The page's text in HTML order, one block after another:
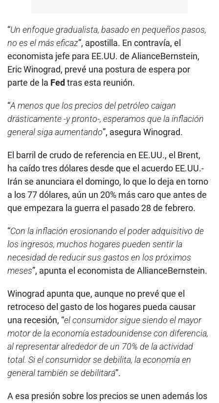
“Un enfoque gradualista, basado en pequeños pasos,
no es el más eficaz”, apostilla. En contravía, el
economista jefe para EE.UU. de AlianceBernstein,
Eric Winograd, prevé una postura de espera por
parte de la Fedtras esta reunión.
“A menos que los precios del petróleo caigan
drásticamente -y pronto-, esperamos que la inflación
general siga aumentando”, asegura Winograd.
El barril de crudo de referencia en EE.UU., el Brent,
ha caído tres dólares desde que el acuerdo EE.UU.-
Irán se anunciara el domingo, lo que lo deja en torno
a los 77 dólares, aún un 20% más caro que antes de
que empezara la guerra el pasado 28 de febrero.
“Con la inflación erosionando el poder adquisitivo de
los ingresos, muchos hogares pueden sentir la
necesidad de reducir sus gastos en los próximos
meses”, apunta el economista de AllianceBernstein.
Winograd apunta que, aunque no prevé que el
retroceso del gasto de los hogares pueda causar
una recesión, “el consumidor sigue siendo el mayor
motor de la economía estadounidense con diferencia,
al representar alrededor de un 70% de la actividad
total. Si el consumidor se debilita, la economía en
general también se debilitará”.
A esa presión sobre los precios se unen además los